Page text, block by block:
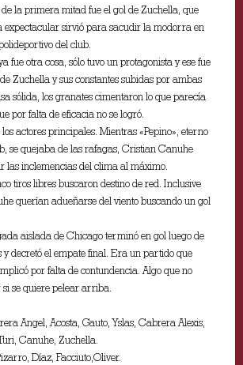
la primera mitad fue el gol de Zuchella, que
expectacular sirvió para sacudir la modorra en
del club.
fue otra cosa, sólo tuvo un protagonista y ese fue
Zuchella y sus constantes subidas por ambas
sólida, los granates cimentaron lo que parecía
por falta de eficacia no se logró.
actores principales. Mientras «Pepino», eterno
se quejaba de las rafagas, Cristian Canuhe
las inclemencias del clima al máximo.
tiros libres buscaron destino de red. Inclusive
querían adueñarse del viento buscando un gol
aislada de Chicago terminó en gol luego de
y decretó el empate final. Era un partido que
por falta de contundencia. Algo que no
se quiere pelear arriba.
Angel, Acosta, Gauto, Yslas, Cabrera Alexis,
Canuhe, Zuchella.
Díaz, Facciuto,Oliver.